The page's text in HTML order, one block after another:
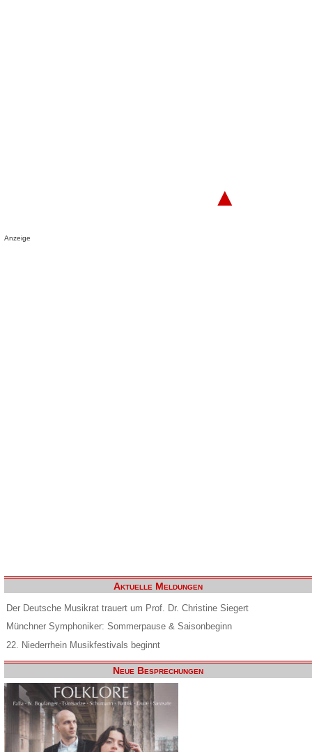
▲
Anzeige
Aktuelle Meldungen
Der Deutsche Musikrat trauert um Prof. Dr. Christine Siegert
Münchner Symphoniker: Sommerpause & Saisonbeginn
22. Niederrhein Musikfestivals beginnt
Neue Besprechungen